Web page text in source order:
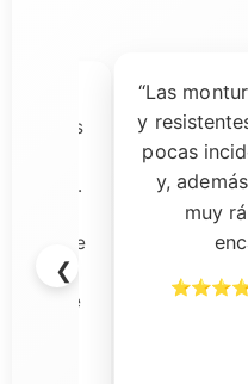
❮
las
calidad.
fue
de
“Las
y
pocas
y,
muy